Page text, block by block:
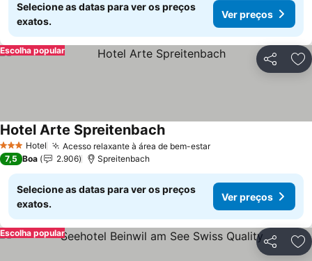
Selecione as datas para ver os preços
exatos.
Ver preços
Partilhar
Escolha popular
3 EstrelasHotel Acesso relaxante à área de bem-estar
Hotel Arte Spreitenbach
7,5 Boa 2.906 Spreitenbach
Selecione as datas para ver os preços
exatos.
Ver preços
Partilhar
Escolha popular